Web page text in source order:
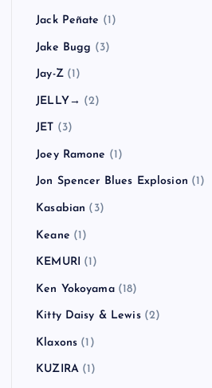
Jack Peñate (1)
Jake Bugg (3)
Jay-Z(1)
JELLY→ (2)
JET (3)
Joey Ramone (1)
Jon Spencer Blues Explosion (1)
Kasabian (3)
Keane (1)
KEMURI (1)
Ken Yokoyama(18)
Kitty Daisy & Lewis(2)
Klaxons (1)
KUZIRA(1)